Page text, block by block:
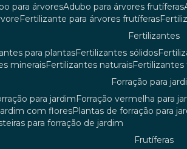
para árvores adubo para árvores frutíferas
fertilizante para árvores frutíferas
fertilizantes
para plantas fertilizantes sólidos
minerais fertilizantes naturais
forração para
para jardim forração vermelha para
com flores plantas de forração para
para forração de jardim
frutíferas